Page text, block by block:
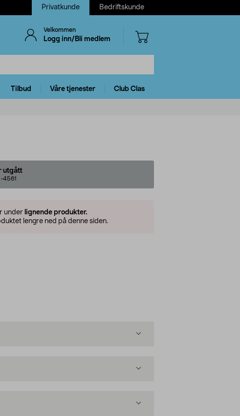
Privatkunde Bedriftskunde
Velkommen
Logg inn/Bli medlem
Tilbud Våre tjenester Club Clas
utgått
4561
under lignende produkter.
lengre ned på denne siden.